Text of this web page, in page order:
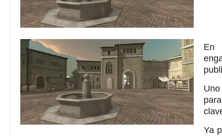
En
Ya